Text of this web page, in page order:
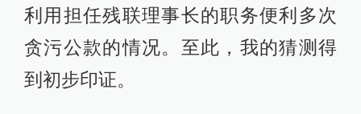
利用担任残联理事长的职务便利多次
贪污公款的情况。至此，我的猜测得
到初步印证。